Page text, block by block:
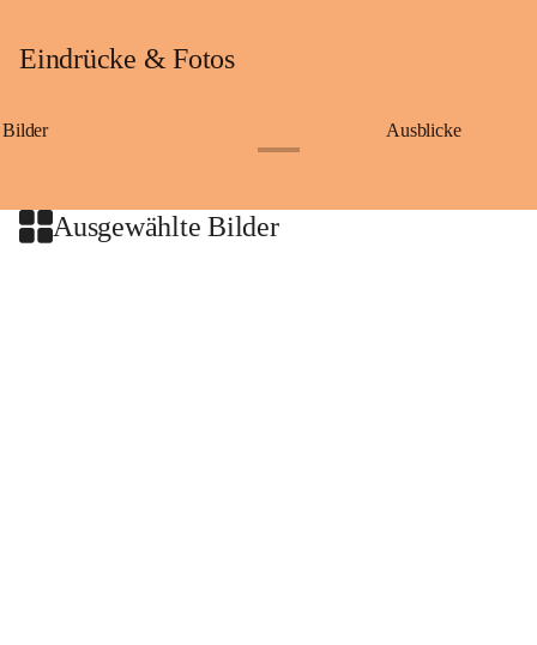
Eindrücke & Fotos
Bilder Ausblicke
Ausgewählte Bilder